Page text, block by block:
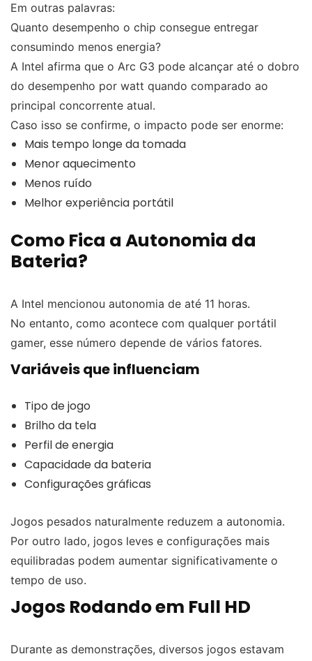
Em outras palavras:
Quanto desempenho o chip consegue entregar
consumindo menos energia?
A Intel afirma que o Arc G3 pode alcançar até o dobro
do desempenho por watt quando comparado ao
principal concorrente atual.
Caso isso se confirme, o impacto pode ser enorme:
Mais tempo longe da tomada
Menor aquecimento
Menos ruído
Melhor experiência portátil
Como Fica a Autonomia da
Bateria?
A Intel mencionou autonomia de até 11 horas.
No entanto, como acontece com qualquer portátil
gamer, esse número depende de vários fatores.
Variáveis que influenciam
Tipo de jogo
Brilho da tela
Perfil de energia
Capacidade da bateria
Configurações gráficas
Jogos pesados naturalmente reduzem a autonomia.
Por outro lado, jogos leves e configurações mais
equilibradas podem aumentar significativamente o
tempo de uso.
Jogos Rodando em Full HD
Durante as demonstrações, diversos jogos estavam